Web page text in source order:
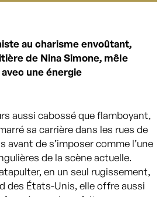
au charisme envoûtant,
de Nina Simone, mêle
une énergie
aussi cabossé que flamboyant,
sa carrière dans les rues de
avant de s’imposer comme l’une
de la scène actuelle.
en un seul rugissement,
des États-Unis, elle offre aussi